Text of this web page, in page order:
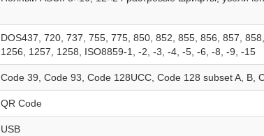
DOS437, 720, 737, 755, 775, 850, 852, 855, 856, 857,
1256, 1257, 1258, ISO8859-1, -2, -3, -4, -5, -6, -8, -9, -15
Code 39, Code 93, Code 128UCC, Code 128 subset A, B,
QR Code
USB